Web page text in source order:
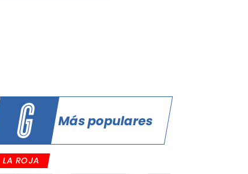
Más populares
LA ROJA